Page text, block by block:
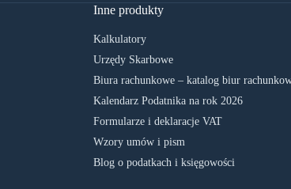
Inne produkty
Kalkulatory
Urzędy Skarbowe
Biura rachunkowe – katalog biur
Kalendarz Podatnika na rok 2026
Formularze i deklaracje VAT
Wzory umów i pism
Blog o podatkach i księgowości